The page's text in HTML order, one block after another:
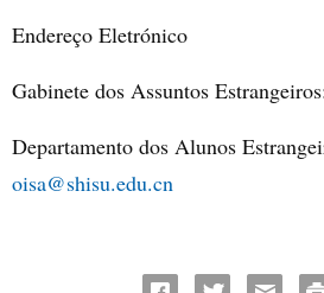
Endereço Eletrónico
Gabinete dos Assuntos Estrangeiros
Departamento dos Alunos
oisa@shisu.edu.cn